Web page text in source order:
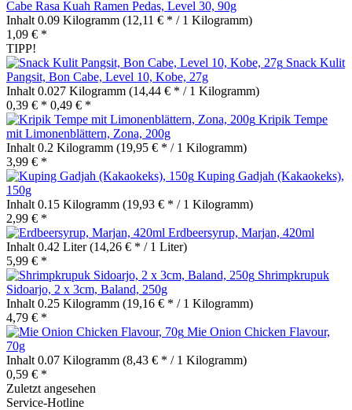
Cabe Rasa Kuah Ramen Pedas, Level 30, 90g
Inhalt 0.09 Kilogramm (12,11 € * / 1 Kilogramm)
1,09 € *
TIPP!
Snack Kulit
Pangsit, Bon Cabe, Level 10, Kobe, 27g
Inhalt 0.027 Kilogramm (14,44 € * / 1 Kilogramm)
0,39 € * 0,49 € *
Kripik Tempe
mit Limonenblättern, Zona, 200g
Inhalt 0.2 Kilogramm (19,95 € * / 1 Kilogramm)
3,99 € *
Kuping Gadjah (Kakaokeks),
150g
Inhalt 0.15 Kilogramm (19,93 € * / 1 Kilogramm)
2,99 € *
Erdbeersyrup, Marjan, 420ml
Inhalt 0.42 Liter(14,26 € * / 1 Liter)
5,99 € *
Shrimpkrupuk
Sidoarjo, 2 x 3cm, Baland, 250g
Inhalt 0.25 Kilogramm (19,16 € * / 1 Kilogramm)
4,79 € *
Mie Onion Chicken Flavour,
70g
Inhalt 0.07 Kilogramm (8,43 € * / 1 Kilogramm)
0,59 € *
Zuletzt angesehen
Service-Hotline